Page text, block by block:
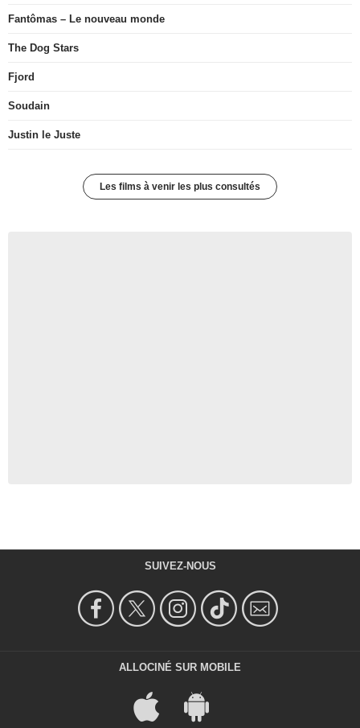
Fantômas – Le nouveau monde
The Dog Stars
Fjord
Soudain
Justin le Juste
Les films à venir les plus consultés
SUIVEZ-NOUS
ALLOCINÉ SUR MOBILE